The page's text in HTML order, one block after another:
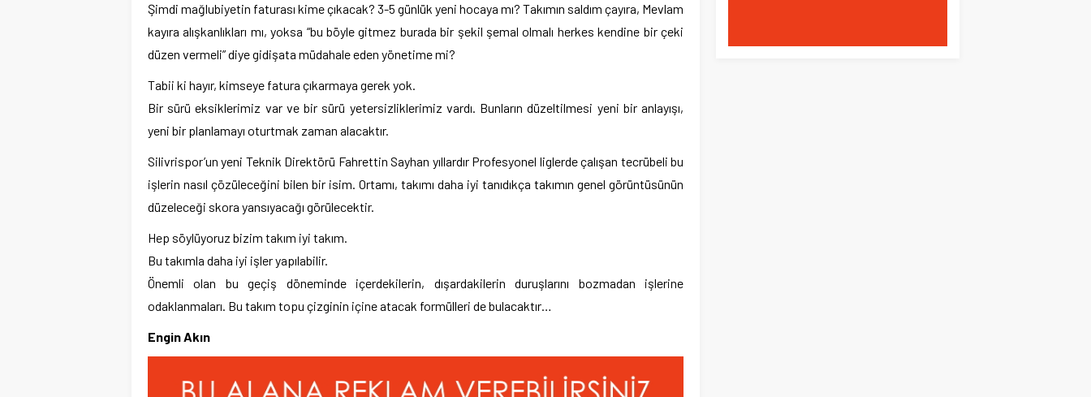
Şimdi mağlubiyetin faturası kime çıkacak? 3-5 günlük yeni hocaya mı? Takımın saldım çayıra, Mevlam
kayıra alışkanlıkları mı, yoksa “bu böyle gitmez burada bir şekil şemal olmalı herkes kendine bir çeki
düzen vermeli” diye gidişata müdahale eden yönetime mi?
Tabii ki hayır, kimseye fatura çıkarmaya gerek yok.
Bir sürü eksiklerimiz var ve bir sürü yetersizliklerimiz vardı. Bunların düzeltilmesi yeni bir anlayışı,
yeni bir planlamayı oturtmak zaman alacaktır.
Silivrispor’un yeni Teknik Direktörü Fahrettin Sayhan yıllardır Profesyonel liglerde çalışan tecrübeli bu
işlerin nasıl çözüleceğini bilen bir isim. Ortamı, takımı daha iyi tanıdıkça takımın genel görüntüsünün
düzeleceği skora yansıyacağı görülecektir.
Hep söylüyoruz bizim takım iyi takım.
Bu takımla daha iyi işler yapılabilir.
Önemli olan bu geçiş döneminde içerdekilerin, dışardakilerin duruşlarını bozmadan işlerine
odaklanmaları. Bu takım topu çizginin içine atacak formülleri de bulacaktır…
Engin Akın